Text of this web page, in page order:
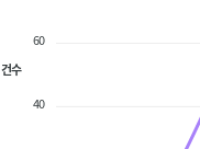
60
40
건수